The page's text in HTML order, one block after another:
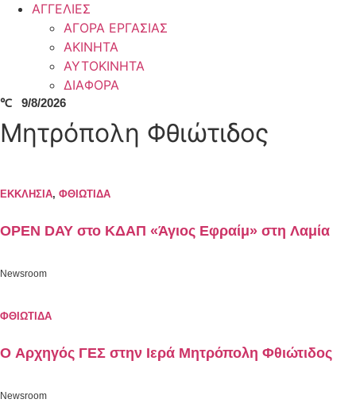
ΑΓΓΕΛΙΕΣ
ΑΓΟΡΑ ΕΡΓΑΣΙΑΣ
ΑΚΙΝΗΤΑ
ΑΥΤΟΚΙΝΗΤΑ
ΔΙΑΦΟΡΑ
℃ 9/8/2026
Μητρόπολη Φθιώτιδος
ΕΚΚΛΗΣΙΑ, ΦΘΙΩΤΙΔΑ
OPEN DAY στο ΚΔΑΠ «Άγιος Εφραίμ» στη Λαμία
Newsroom
ΦΘΙΩΤΙΔΑ
Ο Αρχηγός ΓΕΣ στην Ιερά Μητρόπολη Φθιώτιδος
Newsroom